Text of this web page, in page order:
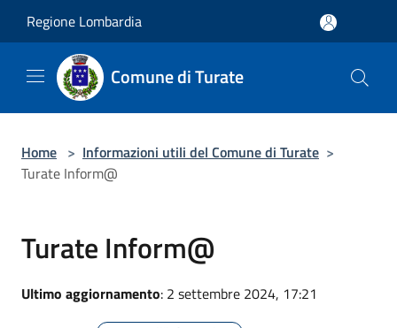
Regione Lombardia
Comune di Turate
Home > Informazioni utili del Comune di Turate >
Turate Inform@
Turate Inform@
Ultimo aggiornamento: 2 settembre 2024, 17:21